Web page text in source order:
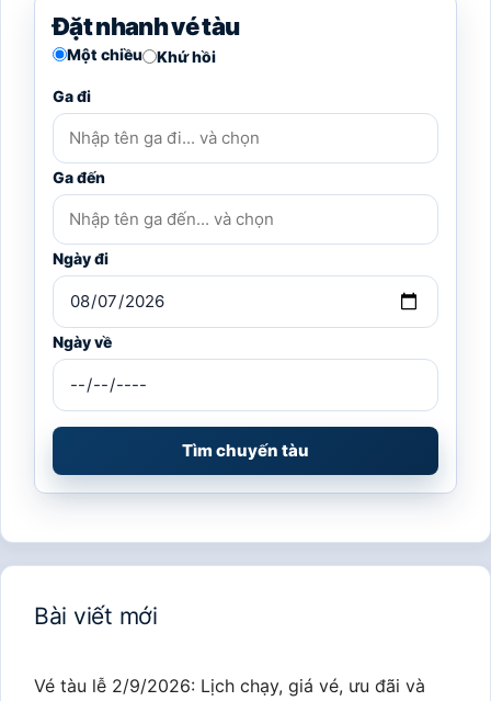
Đặt nhanh vé tàu
Một chiều Khứ hồi
Ga đi
Ga đến
Ngày đi
Ngày về
Tìm chuyến tàu
Bài viết mới
Vé tàu lễ 2/9/2026: Lịch chạy, giá vé, ưu đãi và